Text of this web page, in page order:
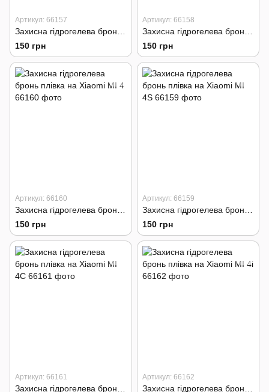
Артикул: 66157
150 грн
Артикул: 66158
150 грн
Артикул: 66160
150 грн
Артикул: 66159
150 грн
Артикул: 66161 Артикул: 66162